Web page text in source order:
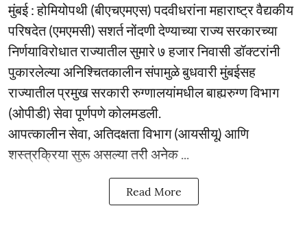
मुंबई : होमियोपथी (बीएचएमएस) पदवीधरांना महाराष्ट्र वैद्यकीय
परिषदेत (एमएमसी) सशर्त नोंदणी देण्याच्या राज्य सरकारच्या
निर्णयाविरोधात राज्यातील सुमारे ७ हजार निवासी डॉक्टरांनी
पुकारलेल्या अनिश्चितकालीन संपामुळे बुधवारी मुंबईसह
राज्यातील प्रमुख सरकारी रुग्णालयांमधील बाह्यरुग्ण विभाग
(ओपीडी) सेवा पूर्णपणे कोलमडली.
आपत्कालीन सेवा, अतिदक्षता विभाग (आयसीयू) आणि
शस्त्रक्रिया सुरू असल्या तरी अनेक ...
Read More